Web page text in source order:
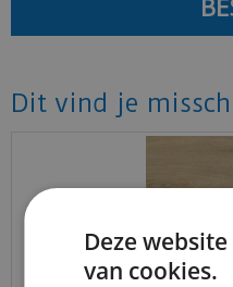
Dit vind je
BEREIKBAARHEID
Deze
van cookies.